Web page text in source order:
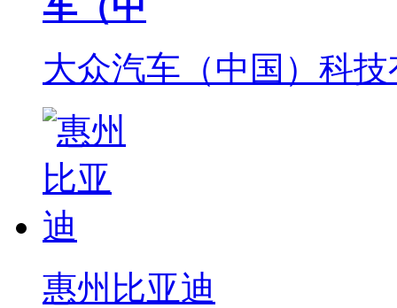
大众汽车（中国）科
惠州比亚迪